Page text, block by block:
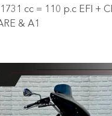
cc = 110 p.c EFI +
& A1